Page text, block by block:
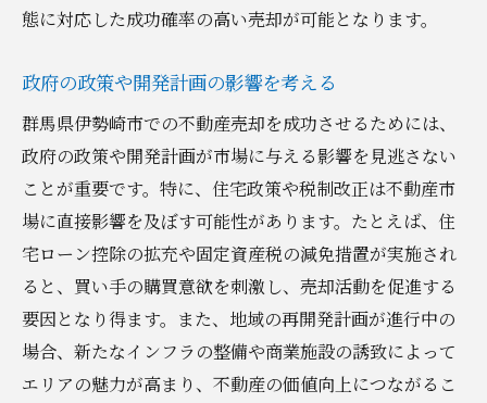
態に対応した成功確率の高い売却が可能となります。
政府の政策や開発計画の影響を考える
群馬県伊勢崎市での不動産売却を成功させるためには、
政府の政策や開発計画が市場に与える影響を見逃さない
ことが重要です。特に、住宅政策や税制改正は不動産市
場に直接影響を及ぼす可能性があります。たとえば、住
宅ローン控除の拡充や固定資産税の減免措置が実施され
ると、買い手の購買意欲を刺激し、売却活動を促進する
要因となり得ます。また、地域の再開発計画が進行中の
場合、新たなインフラの整備や商業施設の誘致によって
エリアの魅力が高まり、不動産の価値向上につながるこ